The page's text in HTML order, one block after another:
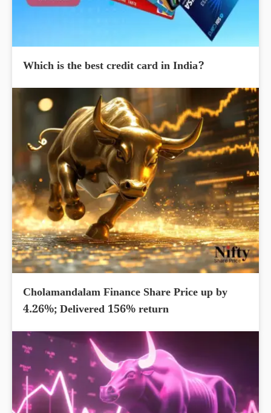
Which is the best credit card in India?
Cholamandalam Finance Share Price up by
4.26%; Delivered 156% return